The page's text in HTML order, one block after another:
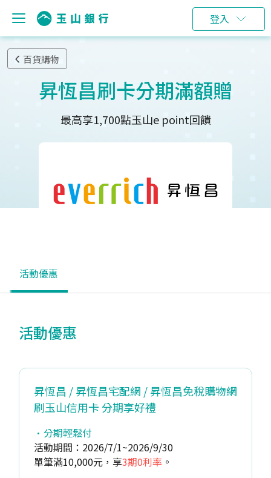
登入
百貨購物
昇恆昌刷卡分期滿額贈
最高享1,700點玉山e point回饋
活動優惠
活動優惠
昇恆昌 / 昇恆昌宅配網 / 昇恆昌免稅購物網
刷玉山信用卡 分期享好禮
分期輕鬆付
活動期間：2026/7/1~2026/9/30
單筆滿10,000元，享3期0利率 。